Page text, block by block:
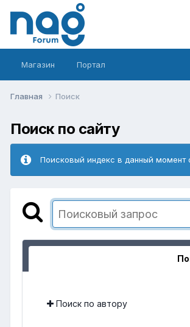
Магазин Портал
Главная Поиск
Поиск по сайту
Поисковый индекс в данный момент
Поиск по автору